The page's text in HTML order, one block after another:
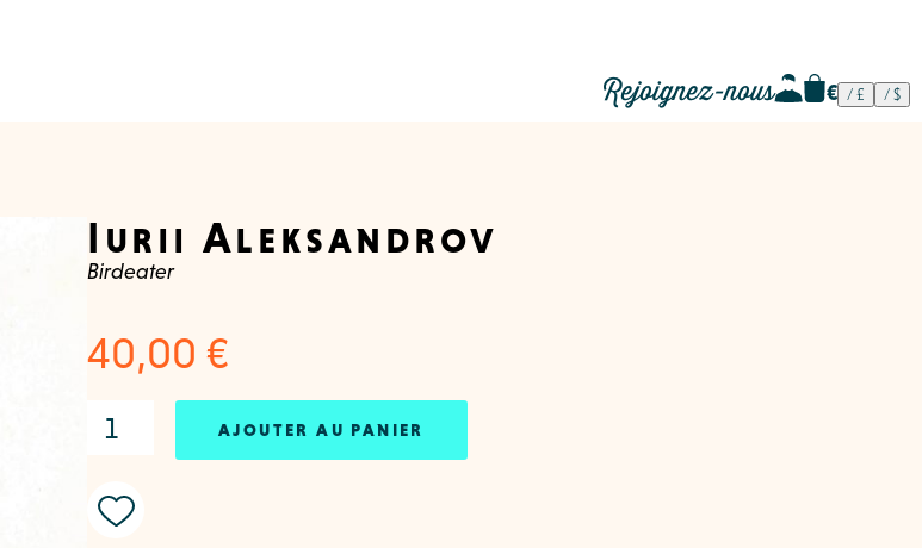
Rejoignez-nous
Iurii Aleksandrov
Birdeater
40,00 €
AJOUTER AU PANIER